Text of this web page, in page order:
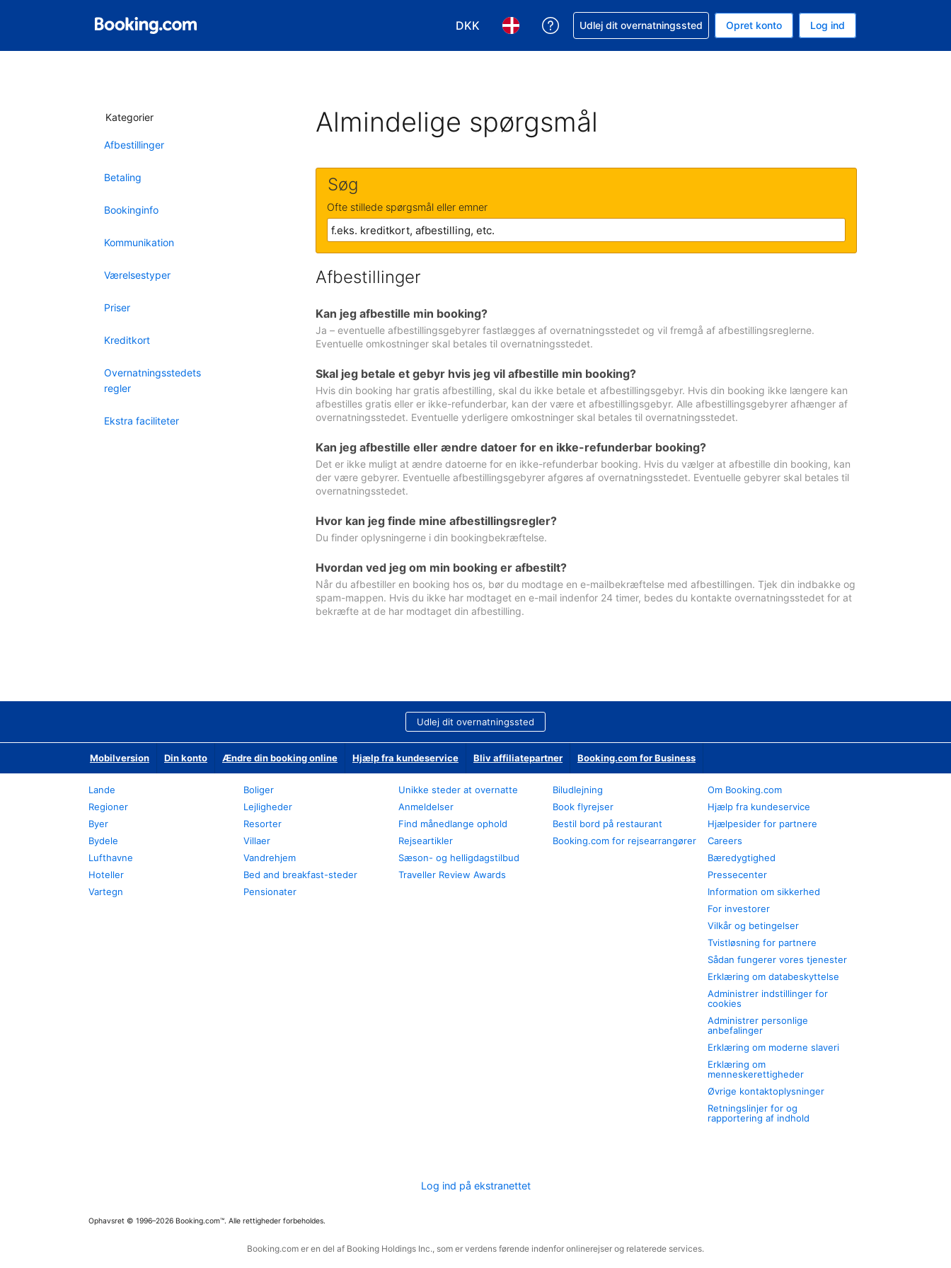
DKK
Vælg valuta. Din nuværende valuta er Danske kroner
Vælg sprog. Dit nuværende sprog er Dansk
Få hjælp til en booking
Udlej dit overnatningssted Opret konto Log ind
Kategorier
Afbestillinger
Betaling
Bookinginfo
Kommunikation
Værelsestyper
Priser
Kreditkort
Overnatningsstedets
regler
Ekstra faciliteter
Almindelige spørgsmål
Søg
Ofte stillede spørgsmål eller emner
Afbestillinger
Kan jeg afbestille min booking?
Ja – eventuelle afbestillingsgebyrer fastlægges af overnatningsstedet og vil fremgå af afbestillingsreglerne.
Eventuelle omkostninger skal betales til overnatningsstedet.
Skal jeg betale et gebyr hvis jeg vil afbestille min booking?
Hvis din booking har gratis afbestilling, skal du ikke betale et afbestillingsgebyr. Hvis din booking ikke længere kan
afbestilles gratis eller er ikke-refunderbar, kan der være et afbestillingsgebyr. Alle afbestillingsgebyrer afhænger af
overnatningsstedet. Eventuelle yderligere omkostninger skal betales til overnatningsstedet.
Kan jeg afbestille eller ændre datoer for en ikke-refunderbar booking?
Det er ikke muligt at ændre datoerne for en ikke-refunderbar booking. Hvis du vælger at afbestille din booking, kan
der være gebyrer. Eventuelle afbestillingsgebyrer afgøres af overnatningsstedet. Eventuelle gebyrer skal betales til
overnatningsstedet.
Hvor kan jeg finde mine afbestillingsregler?
Du finder oplysningerne i din bookingbekræftelse.
Hvordan ved jeg om min booking er afbestilt?
Når du afbestiller en booking hos os, bør du modtage en e-mailbekræftelse med afbestillingen. Tjek din indbakke og
spam-mappen. Hvis du ikke har modtaget en e-mail indenfor 24 timer, bedes du kontakte overnatningsstedet for at
bekræfte at de har modtaget din afbestilling.
Udlej dit overnatningssted
Mobilversion Din konto Ændre din booking online Hjælp fra kundeservice Bliv affiliatepartner Booking.com for Business
Lande
Regioner
Byer
Bydele
Lufthavne
Hoteller
Vartegn
Boliger
Lejligheder
Resorter
Villaer
Vandrehjem
Bed and breakfast-steder
Pensionater
Unikke steder at overnatte
Anmeldelser
Find månedlange ophold
Rejseartikler
Sæson- og helligdagstilbud
Traveller Review Awards
Biludlejning
Book flyrejser
Bestil bord på restaurant
Booking.com for rejsearrangører
Om Booking.com
Hjælp fra kundeservice
Hjælpesider for partnere
Careers
Bæredygtighed
Pressecenter
Information om sikkerhed
For investorer
Vilkår og betingelser
Tvistløsning for partnere
Sådan fungerer vores tjenester
Erklæring om databeskyttelse
Administrer indstillinger for
cookies
Administrer personlige
anbefalinger
Erklæring om moderne slaveri
Erklæring om
menneskerettigheder
Øvrige kontaktoplysninger
Retningslinjer for og
rapportering af indhold
Log ind på ekstranettet
Ophavsret © 1996–2026 Booking.com™. Alle rettigheder forbeholdes.
Booking.com er en del af Booking Holdings Inc., som er verdens førende indenfor onlinerejser og relaterede services.